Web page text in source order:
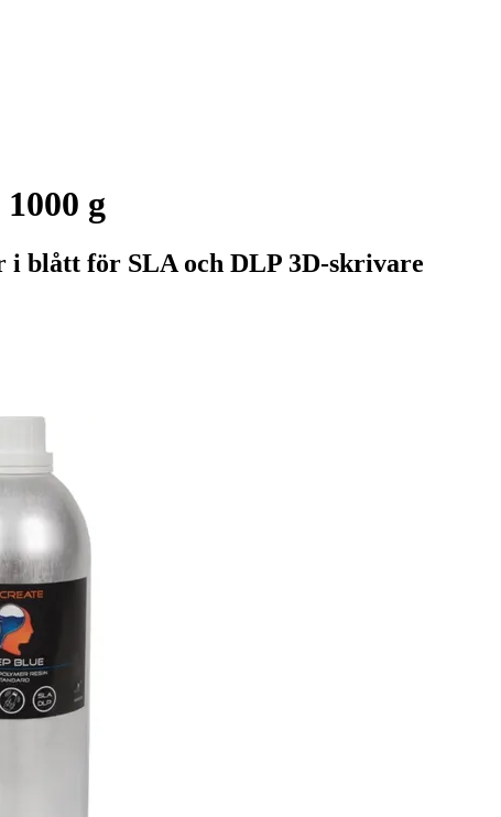
g
i blått för SLA och DLP 3D-skrivare